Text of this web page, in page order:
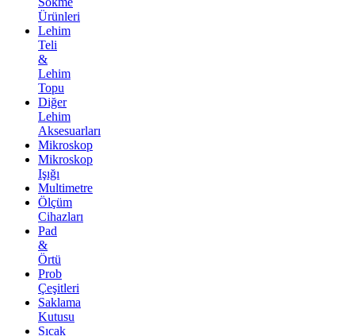
Ürünleri
Lehim
Teli
&
Lehim
Topu
Diğer
Lehim
Aksesuarları
Mikroskop
Mikroskop
Işığı
Multimetre
Ölçüm
Cihazları
Pad
&
Örtü
Prob
Çeşitleri
Saklama
Kutusu
Sıcak